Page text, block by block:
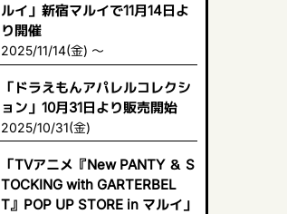
ルイ」新宿マルイで11月14日よ
り開催
2025/11/14(金) ～
「ドラえもんアパレルコレクシ
ョン」10月31日より販売開始
2025/10/31(金)
「TVアニメ『New PANTY ＆ S
TOCKING with GARTERBEL
T』POP UP STORE in マルイ」